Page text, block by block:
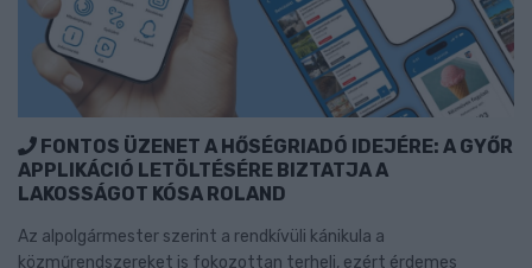
FONTOS ÜZENET A HŐSÉGRIADÓ IDEJÉRE: A GYŐR
APPLIKÁCIÓ LETÖLTÉSÉRE BIZTATJA A
LAKOSSÁGOT KÓSA ROLAND
Az alpolgármester szerint a rendkívüli kánikula a
közműrendszereket is fokozottan terheli, ezért érdemes